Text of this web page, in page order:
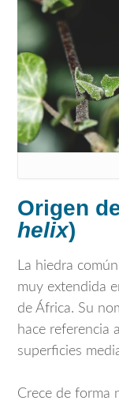
Origen
helix)
La hiedra
muy extendida
de África. Su
hace referencia
superficies
Crece de forma